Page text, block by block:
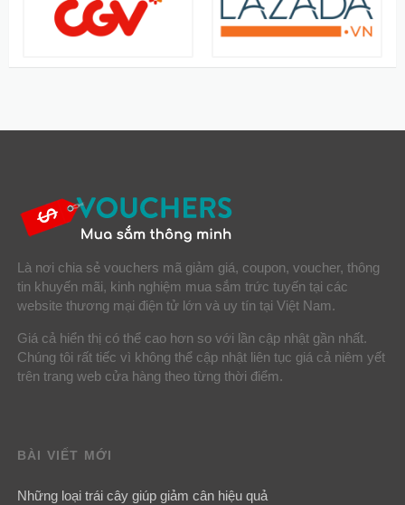
Là nơi chia sẻ vouchers mã giảm giá, coupon, voucher, thông
tin khuyến mãi, kinh nghiệm mua sắm trức tuyến tại các
website thương mại điện tử lớn và uy tín tại Việt Nam.
Giá cả hiển thị có thể cao hơn so với lần cập nhật gần nhất.
Chúng tôi rất tiếc vì không thể cập nhật liên tục giá cả niêm yết
trên trang web cửa hàng theo từng thời điểm.
BÀI VIẾT MỚI
Những loại trái cây giúp giảm cân hiệu quả